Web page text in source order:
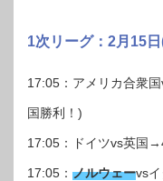
1次リーグ：2月15
17:05：アメリカ合衆
国勝利！)
17:05：ドイツvs英国
17:05： ノルウェーvs